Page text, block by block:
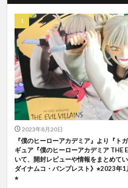
2023年8月20日
『僕のヒーローアカデミア』より『ト
ギュア『僕のヒーローアカデミア THE
いて、開封レビューや情報をまとめて
ダイナムコ・バンプレスト》⭐︎2023年
⭐︎